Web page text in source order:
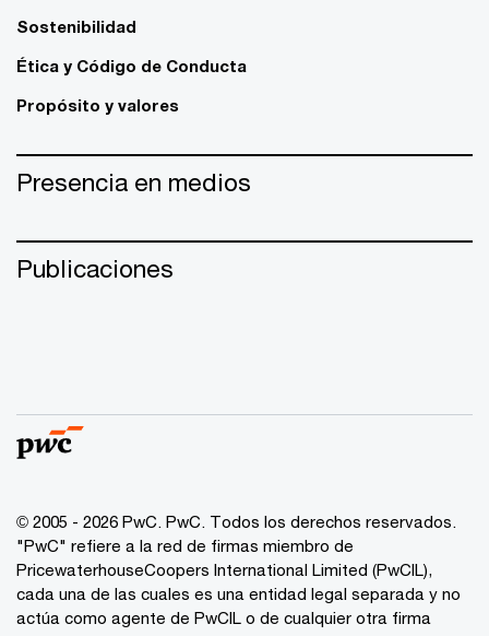
Sostenibilidad
Ética y Código de Conducta
Propósito y valores
Presencia en medios
Publicaciones
© 2005 - 2026 PwC. PwC. Todos los derechos reservados.
"PwC" refiere a la red de firmas miembro de
PricewaterhouseCoopers International Limited (PwCIL),
cada una de las cuales es una entidad legal separada y no
actúa como agente de PwCIL o de cualquier otra firma